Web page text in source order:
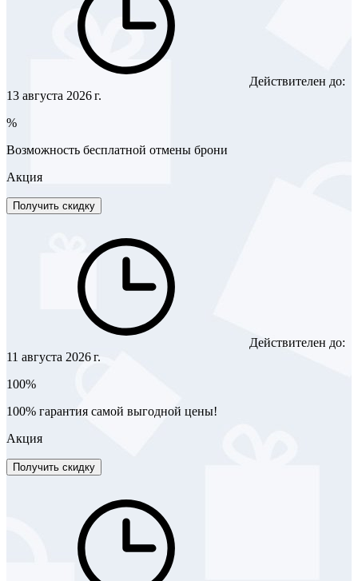
Действителен до:
13 августа 2026 г.
%
Возможность бесплатной отмены брони
Акция
Получить скидку
Действителен до:
11 августа 2026 г.
100%
100% гарантия самой выгодной цены!
Акция
Получить скидку